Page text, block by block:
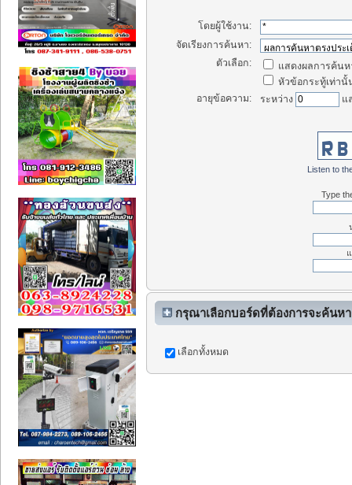
โดยผู้ใช้งาน:
จัดเรียงการค้นหา:
ตัวเลือก:
แสดงผลการค้น
หัวข้อกระทู้เท่านั้
อายุข้อความ:
ระหว่าง แ
Listen to
Type
กรุณาเลือกบอร์ดที่ต้องการจะค้นห
เลือกทั้งหมด